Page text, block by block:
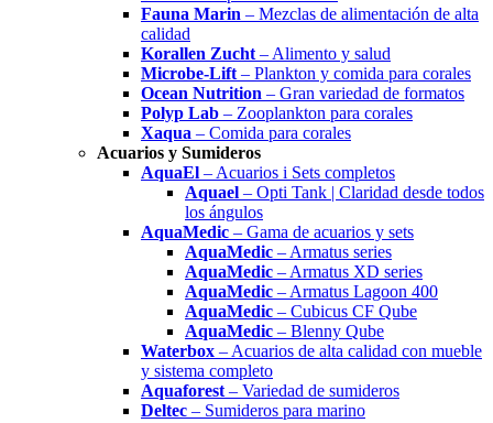
Fauna Marin – Mezclas de alimentación de alta
calidad
Korallen Zucht – Alimento y salud
Microbe-Lift – Plankton y comida para corales
Ocean Nutrition – Gran variedad de formatos
Polyp Lab – Zooplankton para corales
Xaqua – Comida para corales
Acuarios y Sumideros
AquaEl – Acuarios i Sets completos
Aquael – Opti Tank | Claridad desde todos
los ángulos
AquaMedic – Gama de acuarios y sets
AquaMedic – Armatus series
AquaMedic – Armatus XD series
AquaMedic – Armatus Lagoon 400
AquaMedic – Cubicus CF Qube
AquaMedic – Blenny Qube
Waterbox – Acuarios de alta calidad con mueble
y sistema completo
Aquaforest – Variedad de sumideros
Deltec – Sumideros para marino